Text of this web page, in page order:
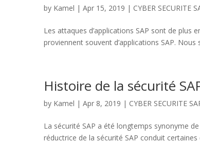
by Kamel | Apr 15, 2019 | CYBER SECURITE
Les attaques d’applications SAP sont de plus
proviennent souvent d’applications SAP.
Histoire de la sécurité
by Kamel | Apr 8, 2019 | CYBER SECURITE
La sécurité SAP a été longtemps synonyme
réductrice de la sécurité SAP conduit